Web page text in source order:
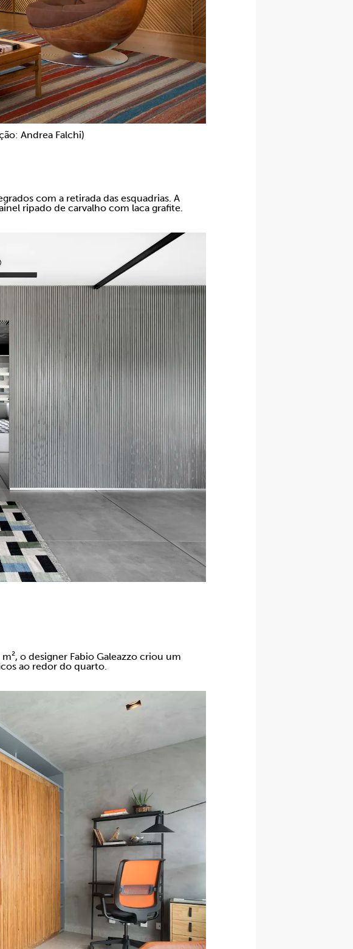
Andrea Falchi)
com a retirada das esquadrias. A
ripado de carvalho com laca grafite.
o designer Fabio Galeazzo criou um
ao redor do quarto.